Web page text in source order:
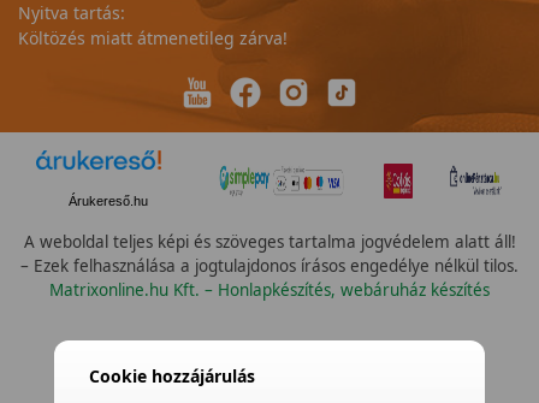
Nyitva tartás:
Költözés miatt átmenetileg zárva!
Árukereső.hu
A weboldal teljes képi és szöveges tartalma jogvédelem alatt áll!
– Ezek felhasználása a jogtulajdonos írásos engedélye nélkül tilos.
Matrixonline.hu Kft. – Honlapkészítés, webáruház készítés
Cookie hozzájárulás
Összes vízállóság